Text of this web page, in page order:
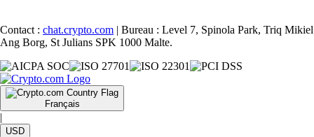
Contact : chat.crypto.com | Bureau : Level 7, Spinola Park, Triq Mikiel
Ang Borg, St Julians SPK 1000 Malte.
Français
|
USD